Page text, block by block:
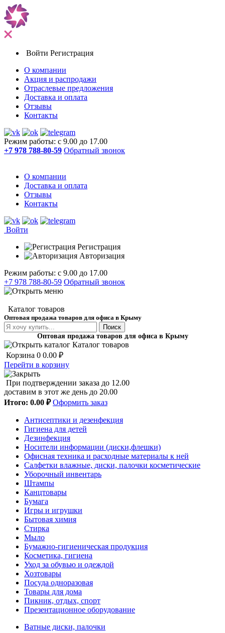
Войти Регистрация
О компании
Акция и распродажи
Отраслевые предложения
Доставка и оплата
Отзывы
Контакты
Режим работы: с 9.00 до 17.00
+7 978 788-80-59 Обратный звонок
О компании
Доставка и оплата
Отзывы
Контакты
Войти
Регистрация
Авторизация
Режим работы: с 9.00 до 17.00
+7 978 788-80-59 Обратный звонок
Каталог товаров
Оптовая продажа товаров для офиса в Крыму
Поиск
Оптовая продажа товаров для офиса в Крыму
Каталог товаров
Корзина 0 0.00 ₽
Перейти в корзину
При подтверждении заказа до 12.00
доставим в этот же день до 20.00
Итого: 0.00 ₽ Оформить заказ
Антисептики и дезенфекция
Гигиена для детей
Дезинфекция
Носители информации (диски,флешки)
Офисная техника и расходные материалы к ней
Салфетки влажные, диски, палочки косметические
Уборочный инвентарь
Штампы
Канцтовары
Бумага
Игры и игрушки
Бытовая химия
Стирка
Мыло
Бумажно-гигиеническая продукция
Косметика, гигиена
Уход за обувью и одеждой
Хозтовары
Посуда одноразовая
Товары для дома
Пикник, отдых, спорт
Презентационное оборудование
Ватные диски, палочки